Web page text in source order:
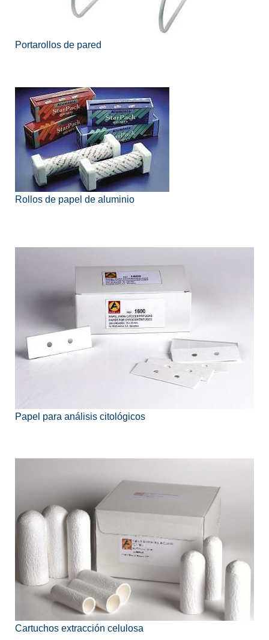
Portarollos de pared
Rollos de papel de aluminio
Papel para análisis citológicos
Cartuchos extracción celulosa